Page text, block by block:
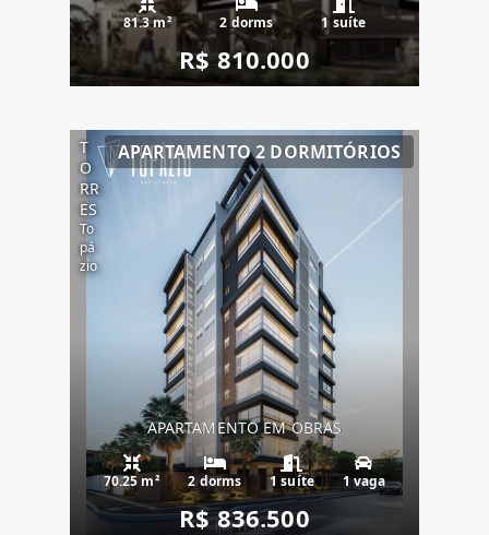
81.3 m² 2 dorms 1 suíte
R$ 810.000
T
O
RR
ES
To
pá
zio
APARTAMENTO 2 DORMITÓRIOS
APARTAMENTO EM OBRAS
70.25 m² 2 dorms 1 suíte 1 vaga
R$ 836.500